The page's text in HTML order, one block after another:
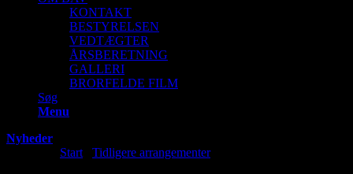
KONTAKT
BESTYRELSEN
VEDTÆGTER
ÅRSBERETNING
GALLERI
BRORFELDE FILM
Søg
Menu
Nyheder
Start Tidligere arrangementer